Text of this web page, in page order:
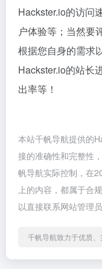
Hackster.io的访问
户体验等；当然要
根据您自身的需求
Hackster.io的站长
出率等！
本站千帆导航提供的
接的准确性和完整性
帆导航实际控制，在
上的内容，都属于合
以直接联系网站管理
千帆导航致力于优质